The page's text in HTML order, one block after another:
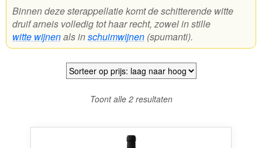
Magnums
Cadeaubonnen
Binnen deze sterappellatie komt de schitterende witte
druif arneis volledig tot haar recht, zowel in stille
witte wijnenals inschuimwijnen(spumanti).
Toont alle 2 resultatenGesorteerd